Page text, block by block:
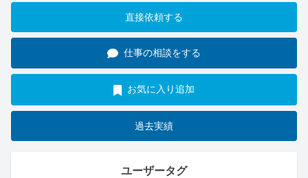
直接依頼する
仕事の相談をする
お気に入り追加
過去実績
ユーザータグ